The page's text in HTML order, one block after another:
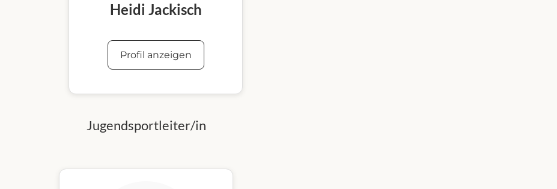
Heidi Jackisch
Profil anzeigen
Jugendsportleiter/in